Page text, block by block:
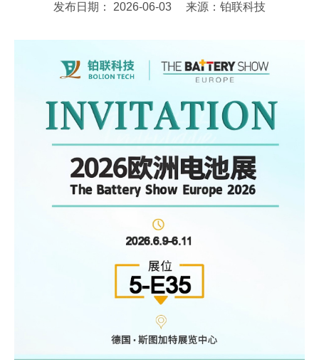
协会月刊
星空电子（中国）官方网站
加入我们
发布日期： 2026-06-03 来源：铂联科技